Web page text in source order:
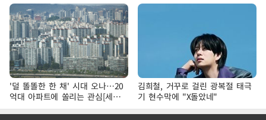
'덜 똘똘한 한 채' 시대 오나…20
억대 아파트에 쏠리는 관심[세제
개편, 그 이후②]
김희철, 거꾸로 걸린 광복절 태극
기 현수막에 "X돌았네"